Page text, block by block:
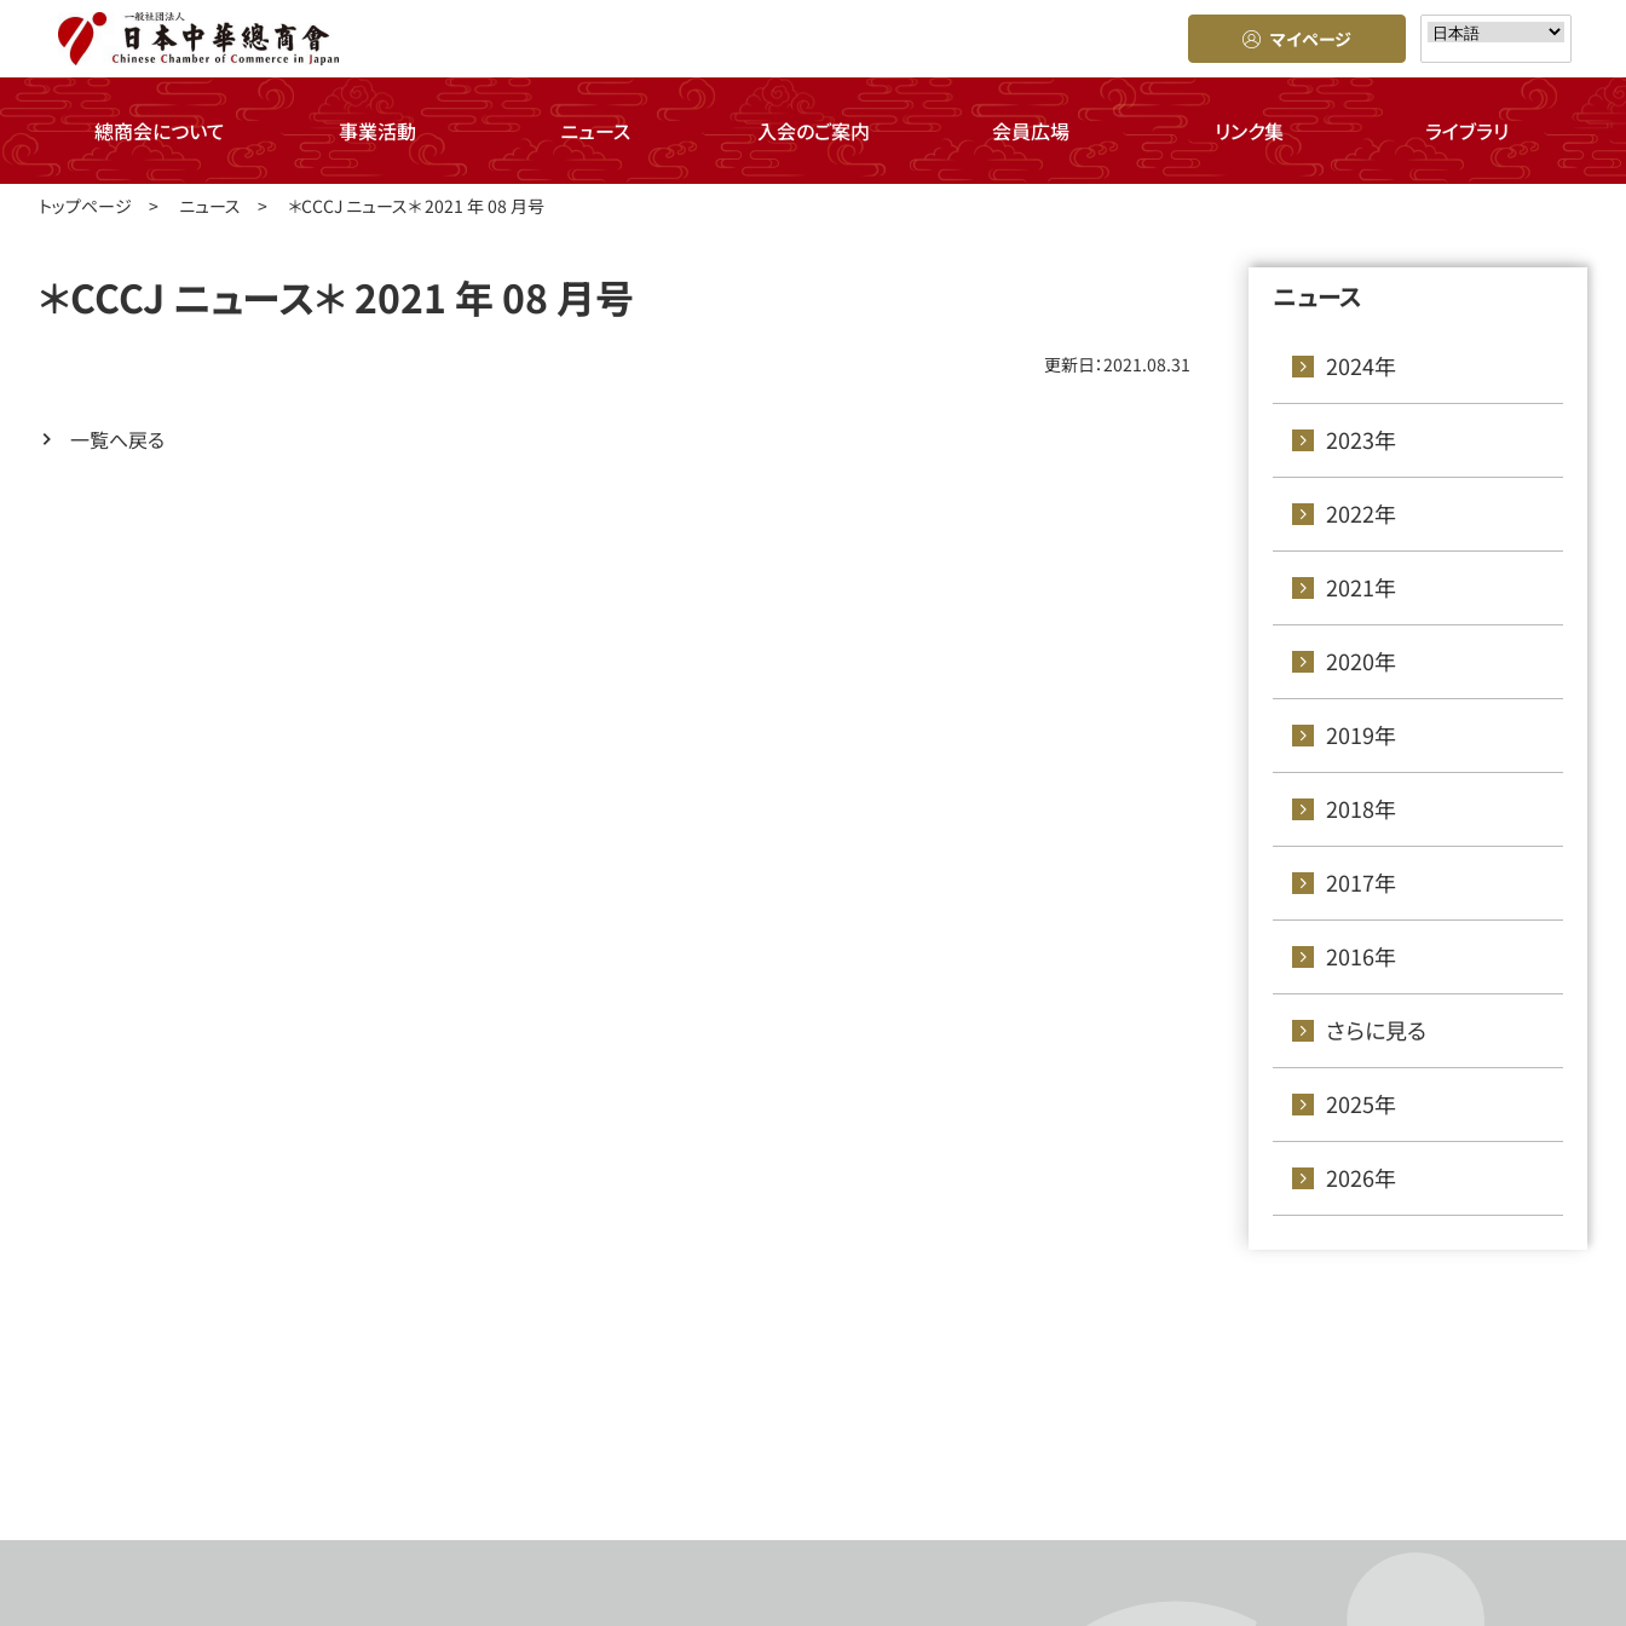
マイページ
總商会について 事業活動 ニュース 入会のご案内 会員広場 リンク集 ライブラリ
トップページ > ニュース > ＊CCCJ ニュース＊ 2021 年 08 月号
＊CCCJ ニュース＊ 2021 年 08 月号
更新日：2021.08.31
一覧へ戻る
ニュース
2024年
2023年
2022年
2021年
2020年
2019年
2018年
2017年
2016年
さらに見る
2025年
2026年